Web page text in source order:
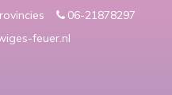
06-21878297
feuer.nl